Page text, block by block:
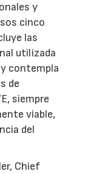
y
cinco
las
utilizada
contempla
de
siempre
viable,
del
Chief